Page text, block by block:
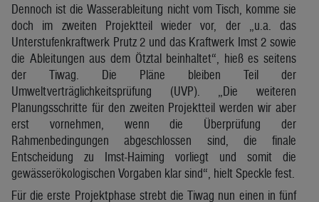
Dennoch ist die Wasserableitung nicht vom Tisch, komme sie
doch im zweiten Projektteil wieder vor, der „u.a. das
Unterstufenkraftwerk Prutz 2 und das Kraftwerk Imst 2 sowie
die Ableitungen aus dem Ötztal beinhaltet“, hieß es seitens
der Tiwag. Die Pläne bleiben Teil der
Umweltverträglichkeitsprüfung (UVP). „Die weiteren
Planungsschritte für den zweiten Projektteil werden wir aber
erst vornehmen, wenn die Überprüfung der
Rahmenbedingungen abgeschlossen sind, die finale
Entscheidung zu Imst-Haiming vorliegt und somit die
gewässerökologischen Vorgaben klar sind“, hielt Speckle fest.
Für die erste Projektphase strebt die Tiwag nun einen in fünf